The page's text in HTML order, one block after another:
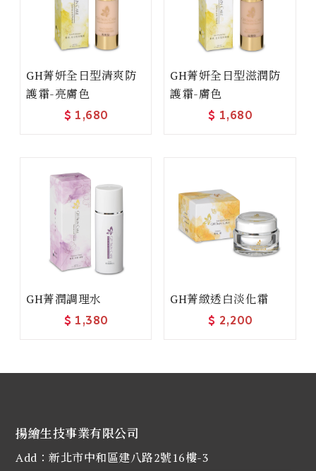
GH菁妍全日型清爽防
護霜-亮膚色
$ 1,680
GH菁妍全日型滋潤防
護霜-膚色
$ 1,680
GH菁潤調理水
$ 1,380
GH菁緻透白淡化霜
$ 2,200
揚繪生技事業有限公司
Add：新北市中和區建八路2號16樓-3